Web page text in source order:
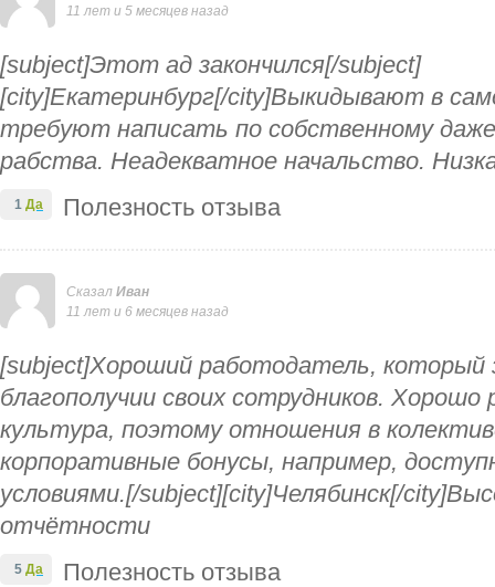
11 лет и 5 месяцев назад
[subject]Этот ад закончился[/subject]
[city]Екатеринбург[/city]Выкидывают в
требуют написать по собственному
рабства. Неадекватное начальство.
Полезность отзыва
1 Да
Сказал Иван
11 лет и 6 месяцев назад
[subject]Хороший работодатель, который
благополучии своих сотрудников.
культура, поэтому отношения в
корпоративные бонусы, например,
условиями.[/subject][city]Челябинск[/
отчётности
Полезность отзыва
5 Да